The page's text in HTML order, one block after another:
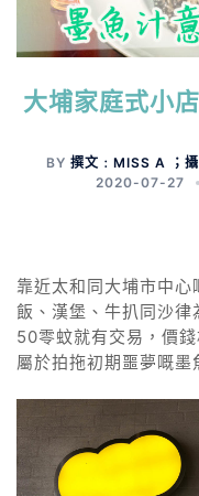
大埔家庭式小
BY 撰文﹕MISS A ；
2020-07-27
靠近太和同大埔市中
飯、漢堡、牛扒同沙
50零蚊就有交易，價
屬於拍拖初期噩夢嘅墨